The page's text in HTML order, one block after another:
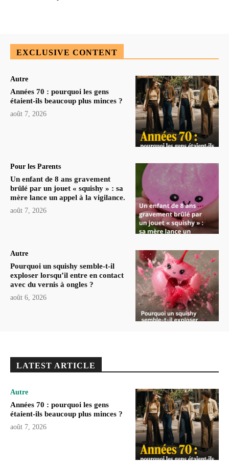
EXCLUSIVE CONTENT
Autre
Années 70 : pourquoi les gens
étaient-ils beaucoup plus minces ?
août 7, 2026
Pour les Parents
Un enfant de 8 ans gravement
brûlé par un jouet « squishy » : sa
mère lance un appel à la vigilance.
août 7, 2026
Autre
Pourquoi un squishy semble-t-il
exploser lorsqu’il entre en contact
avec du vernis à ongles ?
août 6, 2026
LATEST ARTICLE
Autre
Années 70 : pourquoi les gens
étaient-ils beaucoup plus minces ?
août 7, 2026